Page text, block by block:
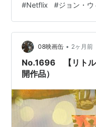
張っていて、感心しま
す。 華麗なアクショ
タル内のやり取りがカ
ク、動きマーカス殺害
あるようなので、また
ンのある映画ばっかり…
#Netflix #ジョン・ウ
08映画缶 • 2ヶ月前
No.1696 【リトル
開作品）